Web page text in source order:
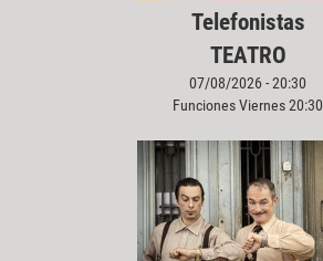
Telefonistas
TEATRO
07/08/2026 - 20:30
Funciones Viernes 20:30